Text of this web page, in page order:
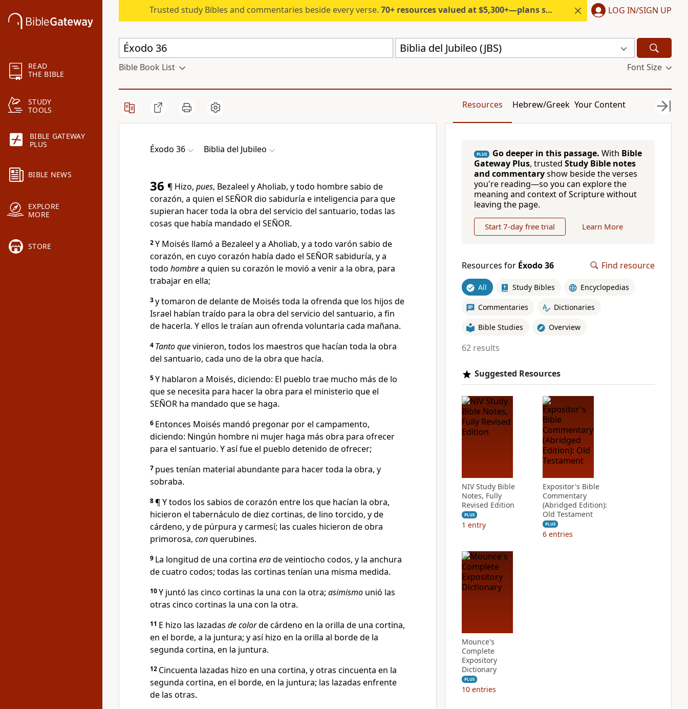
READ
THE BIBLE
STUDY
TOOLS
BIBLE GATEWAY
PLUS
BIBLE NEWS
EXPLORE
MORE
STORE
Trusted study Bibles and commentaries beside every verse. 70+ resources valued at $5,300+—plans start under $6/month. LOG IN/SIGN UP
Biblia del Jubileo (JBS)
Bible Book List Font Size
Resources Hebrew/Greek Your Content
Éxodo 36 Biblia del Jubileo
36 ¶ Hizo, pues, Bezaleel y Aholiab, y todo hombre sabio de
corazón, a quien el SEÑOR dio sabiduría e inteligencia para que
supieran hacer toda la obra del servicio del santuario, todas las
cosas que había mandado el SEÑOR.
2Y Moisés llamó a Bezaleel y a Aholiab, y a todo varón sabio de
corazón, en cuyo corazón había dado el SEÑOR sabiduría, y a
todo hombrea quien su corazón le movió a venir a la obra, para
trabajar en ella;
3y tomaron de delante de Moisés toda la ofrenda que los hijos de
Israel habían traído para la obra del servicio del santuario, a fin
de hacerla. Y ellos le traían aun ofrenda voluntaria cada mañana.
4 Tanto quevinieron, todos los maestros que hacían toda la obra
del santuario, cada uno de la obra que hacía.
5Y hablaron a Moisés, diciendo: El pueblo trae mucho más de lo
que se necesita para hacer la obra para el ministerio que el
SEÑOR ha mandado que se haga.
6 Entonces Moisés mandó pregonar por el campamento,
diciendo: Ningún hombre ni mujer haga más obra para ofrecer
para el santuario. Y así fue el pueblo detenido de ofrecer;
7 pues tenían material abundante para hacer toda la obra, y
sobraba.
8¶ Y todos los sabios de corazón entre los que hacían la obra,
hicieron el tabernáculo de diez cortinas, de lino torcido, y de
cárdeno, y de púrpura y carmesí; las cuales hicieron de obra
primorosa, conquerubines.
9 La longitud de una cortina erade veintiocho codos, y la anchura
de cuatro codos; todas las cortinas tenían una misma medida.
10Y juntó las cinco cortinas la una con la otra; asimismo unió las
otras cinco cortinas la una con la otra.
11 E hizo las lazadas de colorde cárdeno en la orilla de una cortina,
en el borde, a la juntura; y así hizo en la orilla al borde de la
segunda cortina, en la juntura.
12 Cincuenta lazadas hizo en una cortina, y otras cincuenta en la
segunda cortina, en el borde, en la juntura; las lazadas enfrente
de las otras.
PLUS Go deeper in this passage. With Bible
Gateway Plus, trusted Study Bible notes
and commentaryshow beside the verses
you're reading—so you can explore the
meaning and context of Scripture without
leaving the page.
Start 7-day free trial Learn More
Resources for Éxodo 36 Find resource
All Study Bibles Encyclopedias
Commentaries Dictionaries
Bible Studies Overview
62 results
Suggested Resources
NIV Study Bible
Notes, Fully
Revised Edition
PLUS
1 entry
Expositor's Bible
Commentary
(Abridged Edition):
Old Testament
PLUS
6 entries
Mounce's
Complete
Expository
Dictionary
PLUS
10 entries